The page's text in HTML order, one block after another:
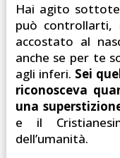
Hai agito
può controllarti,
accostato al
anche se per te
agli inferi. Sei
riconosceva
una
e il
dell’umanità.